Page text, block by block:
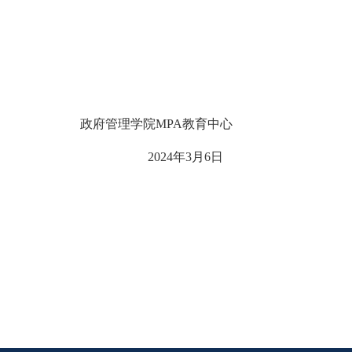
政府管理学院MPA教育中心
2024年3月6日